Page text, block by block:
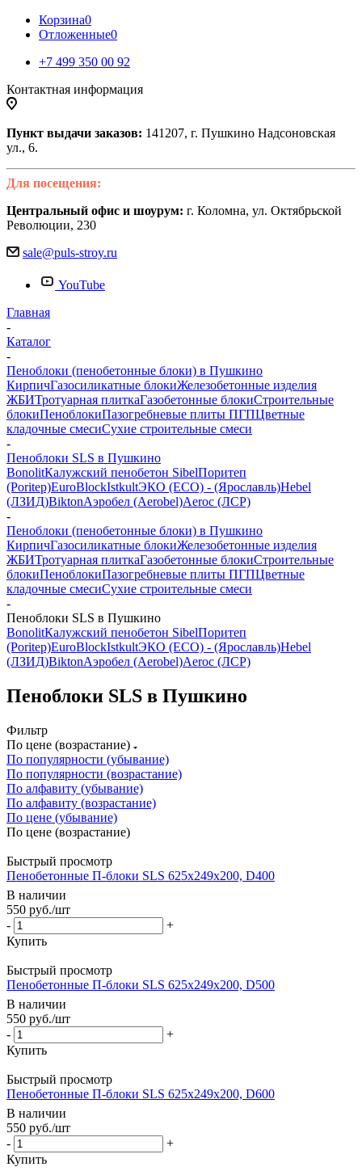
Корзина0
Отложенные0
+7 499 350 00 92
Контактная информация
Пункт выдачи заказов: 141207, г. Пушкино Надсоновская
ул., 6.
Для посещения:
Центральный офис и шоурум: г. Коломна, ул. Октябрьской
Революции, 230
sale@puls-stroy.ru
YouTube
Главная
-
Каталог
-
Пеноблоки (пенобетонные блоки) в Пушкино
КирпичГазосиликатные блокиЖелезобетонные изделия
ЖБИТротуарная плиткаГазобетонные блокиСтроительные
блокиПеноблокиПазогребневые плиты ПГПЦветные
кладочные смесиСухие строительные смеси
-
Пеноблоки SLS в Пушкино
BonolitКалужский пенобетон SibelПоритеп
(Poritep)EuroBlockIstkultЭКО (ECO) - (Ярославль)Hebel
(ЛЗИД)BiktonАэробел (Aerobel)Aeroc (ЛСР)
-
Пеноблоки (пенобетонные блоки) в Пушкино
КирпичГазосиликатные блокиЖелезобетонные изделия
ЖБИТротуарная плиткаГазобетонные блокиСтроительные
блокиПеноблокиПазогребневые плиты ПГПЦветные
кладочные смесиСухие строительные смеси
-
Пеноблоки SLS в Пушкино
BonolitКалужский пенобетон SibelПоритеп
(Poritep)EuroBlockIstkultЭКО (ECO) - (Ярославль)Hebel
(ЛЗИД)BiktonАэробел (Aerobel)Aeroc (ЛСР)
Пеноблоки SLS в Пушкино
Фильтр
По цене (возрастание)
По популярности (убывание)
По популярности (возрастание)
По алфавиту (убывание)
По алфавиту (возрастание)
По цене (убывание)
По цене (возрастание)
Быстрый просмотр
Пенобетонные П-блоки SLS 625х249х200, D400
В наличии
550 руб./шт
-
+
Купить
Быстрый просмотр
Пенобетонные П-блоки SLS 625х249х200, D500
В наличии
550 руб./шт
-
+
Купить
Быстрый просмотр
Пенобетонные П-блоки SLS 625х249х200, D600
В наличии
550 руб./шт
-
+
Купить